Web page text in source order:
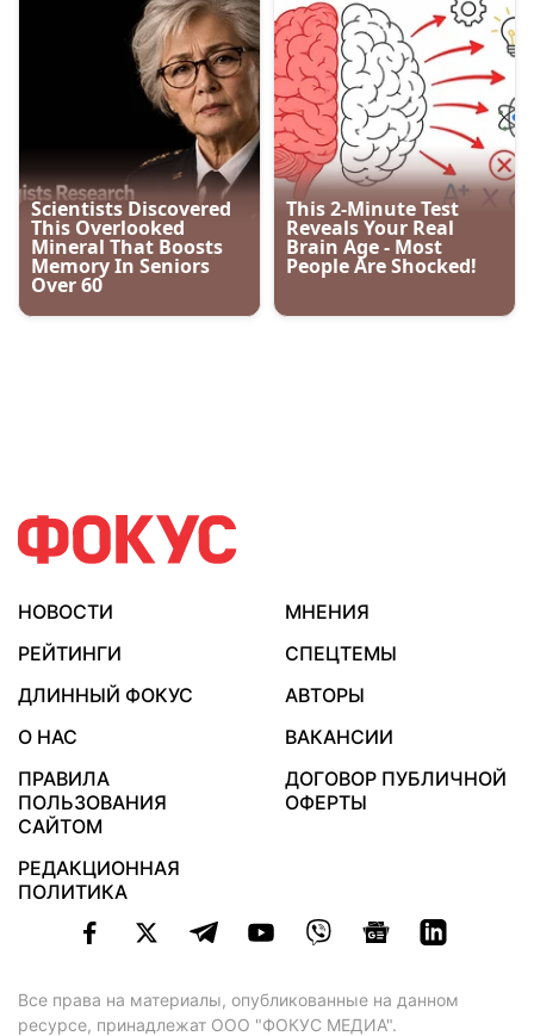
НОВОСТИ
МНЕНИЯ
РЕЙТИНГИ
СПЕЦТЕМЫ
ДЛИННЫЙ ФОКУС
АВТОРЫ
О НАС
ВАКАНСИИ
ПРАВИЛА
ПОЛЬЗОВАНИЯ
САЙТОМ
ДОГОВОР ПУБЛИЧНОЙ
ОФЕРТЫ
РЕДАКЦИОННАЯ
ПОЛИТИКА
Все права на материалы, опубликованные на данном
ресурсе, принадлежат ООО "ФОКУС МЕДИА".